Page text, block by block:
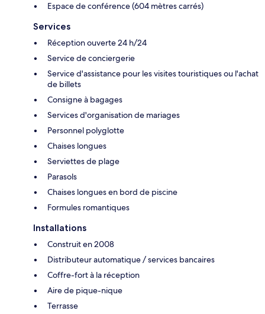
Espace de conférence (604 mètres carrés)
Services
Réception ouverte 24 h/24
Service de conciergerie
Service d'assistance pour les visites touristiques ou l'achat
de billets
Consigne à bagages
Services d'organisation de mariages
Personnel polyglotte
Chaises longues
Serviettes de plage
Parasols
Chaises longues en bord de piscine
Formules romantiques
Installations
Construit en 2008
Distributeur automatique / services bancaires
Coffre-fort à la réception
Aire de pique-nique
Terrasse